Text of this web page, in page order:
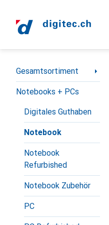
Navigation nach Kategorien
Gesamtsortiment
Notebooks + PCs
Digitales Guthaben
Notebook
Notebook
Refurbished
Notebook Zubehör
PC